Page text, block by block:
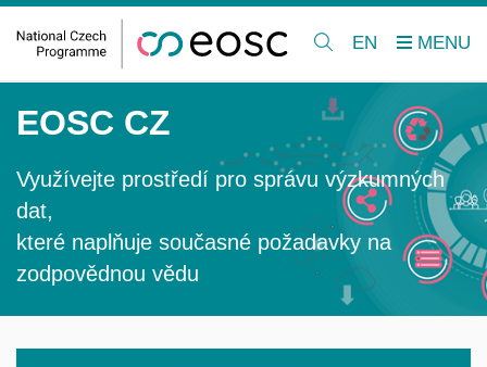
EN
EOSC CZ
Využívejte prostředí pro správu výzkumných
dat,
které naplňuje současné požadavky na
zodpovědnou vědu